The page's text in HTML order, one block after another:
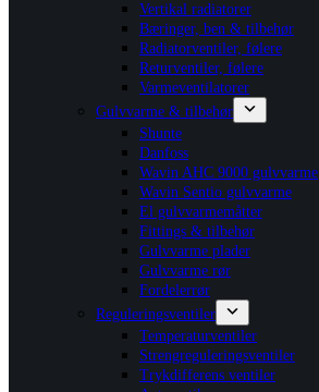
Vertikal radiatorer
Bæringer, ben & tilbehør
Radiatorventiler, følere
Returventiler, følere
Varmeventilatorer
Gulvvarme & tilbehør
Shunte
Danfoss
Wavin AHC 9000 gulvvarme
Wavin Sentio gulvvarme
El gulvvarmemåtter
Fittings & tilbehør
Gulvvarme plader
Gulvvarme rør
Fordelerrør
Reguleringsventiler
Temperaturventiler
Strengreguleringsventiler
Trykdifferens ventiler